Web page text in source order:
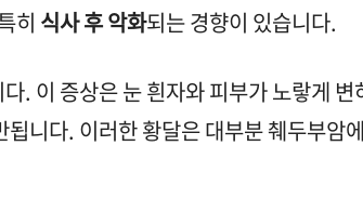
히 식사 후 악화되는 경향이 있습니다.
. 이 증상은 눈 흰자와 피부가 노랗게
니다. 이러한 황달은 대부분 췌두부암